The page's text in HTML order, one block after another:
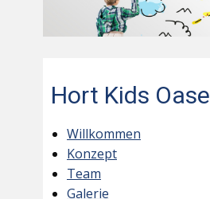
Hort Kids Oase
Willkommen
Konzept
Team
Galerie